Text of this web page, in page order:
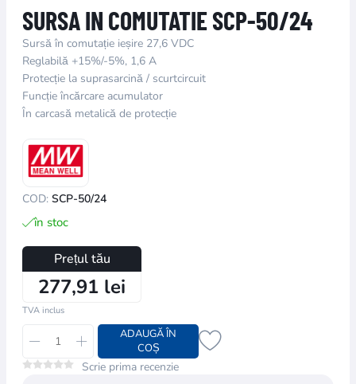
SURSA IN COMUTATIE SCP-50/24
Sursă în comutație ieșire 27,6 VDC
Reglabilă +15%/-5%, 1,6 A
Protecție la suprasarcină / scurtcircuit
Funcție încărcare acumulator
În carcasă metalică de protecție
COD: SCP-50/24
în stoc
Prețul tău
277,91 lei
TVA inclus
ADAUGĂ ÎN
COȘ
Scrie prima recenzie